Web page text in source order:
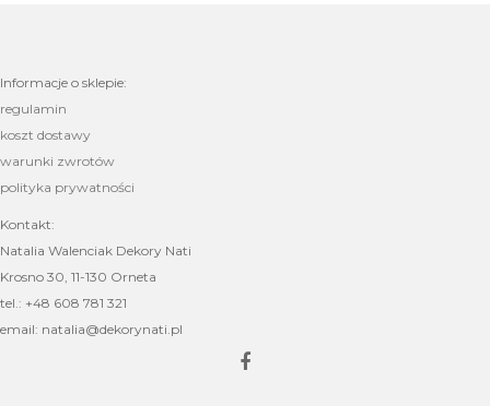
Informacje o sklepie:
regulamin
koszt dostawy
warunki zwrotów
polityka prywatności
Kontakt:
Natalia Walenciak Dekory Nati
Krosno 30, 11-130 Orneta
tel.: +48 608 781 321
email: natalia@dekorynati.pl